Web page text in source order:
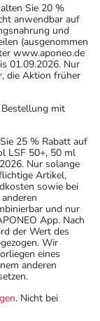
Sie 20 %
anwendbar auf
und
(ausgenommen
www.aponeo.de
01.09.2026. Nur
die Aktion früher
mit
25 % Rabatt auf
LSF 50+, 50 ml
Nur solange
Artikel,
sowie bei
und nur
App. Nach
der Wert des
Wir
eines
anderen
. Nicht bei